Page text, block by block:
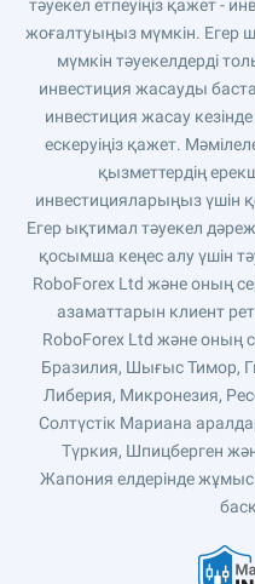
тәуекел етпеуіңіз қажет -
жоғалтуыңыз мүмкін. Егер
мүмкін тәуекелдерді
инвестиция жасауды
инвестиция жасау кезінде
ескеруіңіз қажет.
қызметтердің
инвестицияларыңыз үшін
Егер ықтимал тәуекел
қосымша кеңес алу үшін
RoboForex Ltd және оның
азаматтарын клиент
RoboForex Ltd және оның
Бразилия, Шығыс Тимор,
Либерия, Микронезия,
Солтүстік Мариана
Түркия, Шпицберген
Жапония елдерінде жұмыс